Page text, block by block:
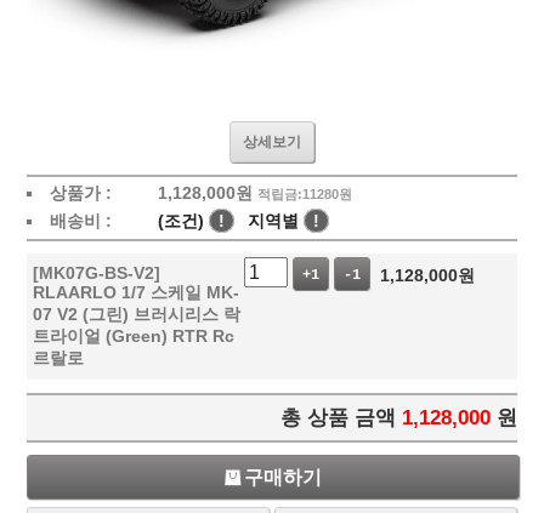
상세보기
상품가 : 1,128,000원 적립금:11280원
배송비 : (조건) ! 지역별 !
[MK07G-BS-V2]
RLAARLO 1/7 스케일 MK-
07 V2 (그린) 브러시리스 락
트라이얼 (Green) RTR Rc
르랄로
+1 -1 1,128,000원
총 상품 금액 1,128,000 원
구매하기